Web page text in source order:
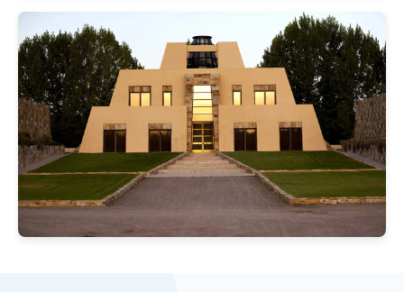
Almuerzo en Trapiche
Ver detalles